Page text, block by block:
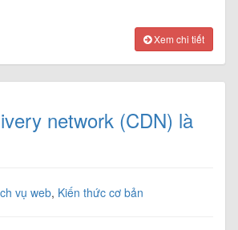
Xem chi tiết
network (CDN) là
vụ web, Kiến thức cơ bản